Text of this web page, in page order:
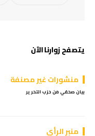
يتصفح زوارنا الآن
منشورات غير مصنفة
بيان صحفي من حزب التحرير
منبر الرأي